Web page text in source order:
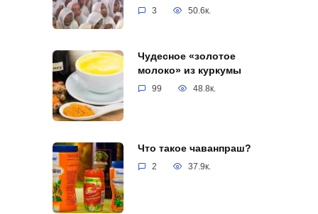
3 50.6к.
Чудесное «золотое
молоко» из куркумы
99 48.8к.
Что такое чаванпраш?
2 37.9к.